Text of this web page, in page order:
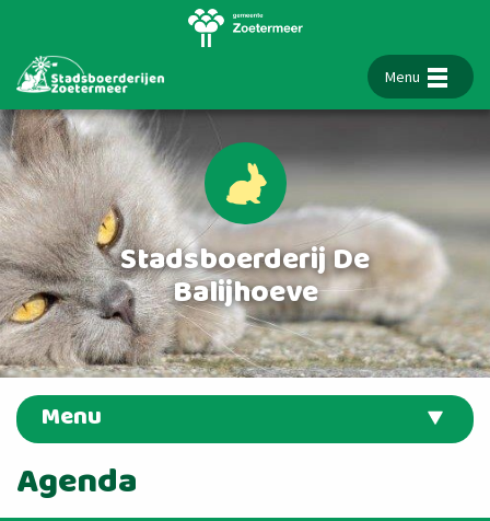
Menu
Stadsboerderij De
Balijhoeve
Menu
Agenda